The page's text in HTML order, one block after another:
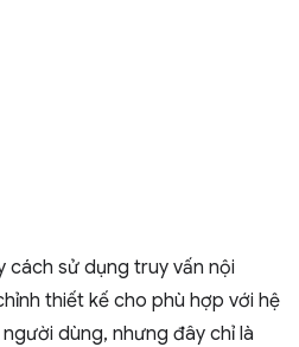
cách sử dụng truy vấn nội
thiết kế cho phù hợp với hệ
dùng, nhưng đây chỉ là